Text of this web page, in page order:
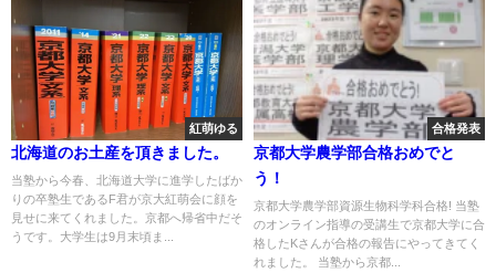
紅萌ゆる
北海道のお土産を頂きました。
当塾から今春、北海道大学に進学したばか
りの卒塾生であるF君が京大紅萌会に顔を
見せに来てくれました。京都へ帰省中だそ
うです。大学生は9月末頃ま...
合格発表
京都大学農学部合格おめでと
う！
京都大学農学部資源生物科学科合格! 当塾
のオンライン指導の受講生で京都大学に合
格したKさんが合格の報告にやってきてく
れました。 当塾から京都...